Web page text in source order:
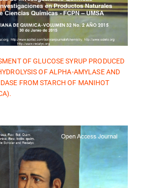
OF GLUCOSE SYRUP PRODUCED
OF ALPHA-AMYLASE AND
FROM STARCH OF MANIHOT